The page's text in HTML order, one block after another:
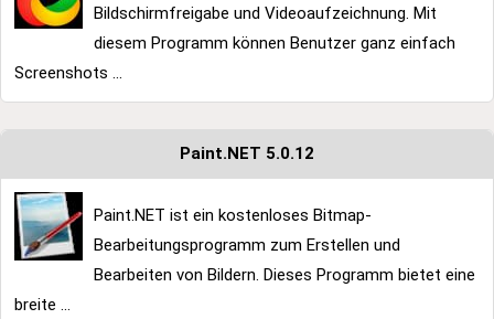
Bildschirmfreigabe und Videoaufzeichnung. Mit
diesem Programm können Benutzer ganz einfach
Screenshots ...
Paint.NET 5.0.12
Paint.NET ist ein kostenloses Bitmap-
Bearbeitungsprogramm zum Erstellen und
Bearbeiten von Bildern. Dieses Programm bietet eine
breite ...